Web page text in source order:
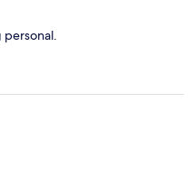
personal.